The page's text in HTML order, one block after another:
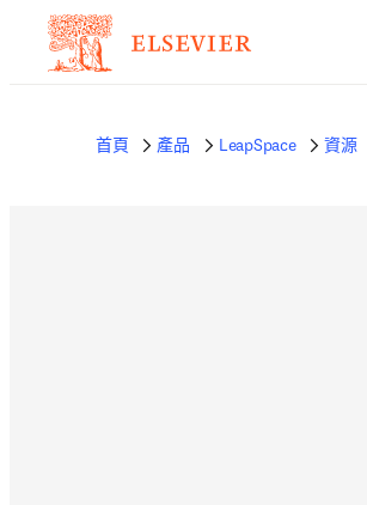
首頁 產品 LeapSpace 資源